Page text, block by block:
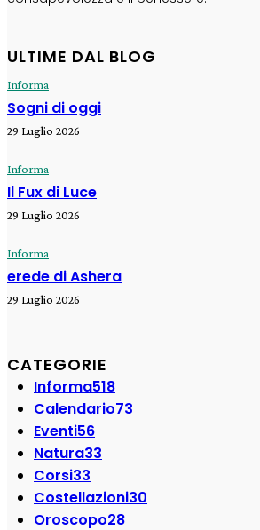
ULTIME DAL BLOG
Informa
Sogni di oggi
29 Luglio 2026
Informa
Il Fux di Luce
29 Luglio 2026
Informa
erede di Ashera
29 Luglio 2026
CATEGORIE
Informa518
Calendario73
Eventi56
Natura33
Corsi33
Costellazioni30
Oroscopo28